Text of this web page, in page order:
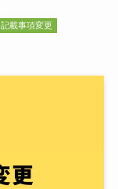
記載事項変更